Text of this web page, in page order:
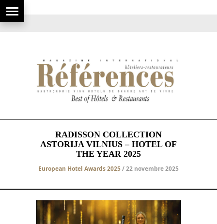
RADISSON COLLECTION
ASTORIJA VILNIUS – HOTEL OF
THE YEAR 2025
European Hotel Awards 2025/ 22 novembre 2025